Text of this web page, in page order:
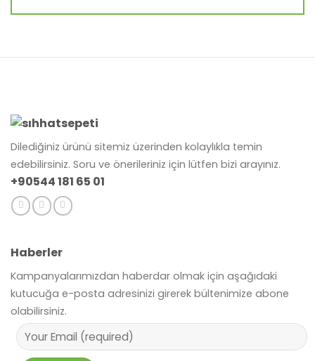
Dilediğiniz ürünü sitemiz üzerinden kolaylıkla temin
edebilirsiniz. Soru ve önerileriniz için lütfen bizi arayınız.
+90544 181 65 01
Haberler
Kampanyalarımızdan haberdar olmak için aşağıdaki
kutucuğa e-posta adresinizi girerek bültenimize abone
olabilirsiniz.